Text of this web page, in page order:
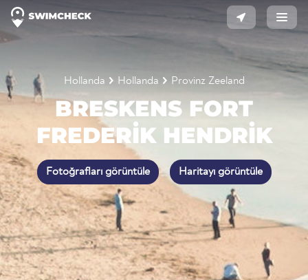
Hollanda Hollanda Provinz Zeeland
BRESKENS FORT
FREDERIK HENDRIK
Fotoğrafları görüntüle Haritayı görüntüle